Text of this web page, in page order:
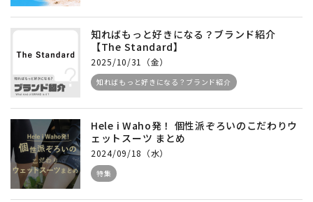
知ればもっと好きになる？ブランド紹介
【The Standard】
2025/10/31（金）
知ればもっと好きになる？ブランド紹介
Hele i Waho発！ 個性派ぞろいのこだわりウ
ェットスーツ まとめ
2024/09/18（水）
特集